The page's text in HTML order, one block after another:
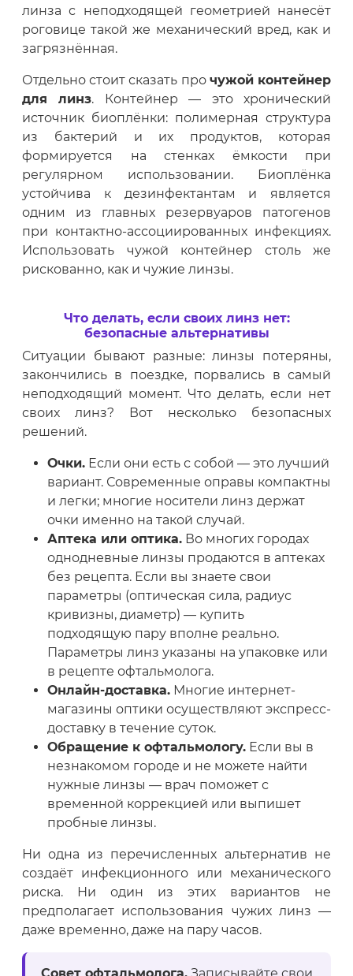
линза с неподходящей геометрией нанесёт
роговице такой же механический вред, как и
загрязнённая.
Отдельно стоит сказать про чужой контейнер
для линз. Контейнер — это хронический
источник биоплёнки: полимерная структура
из бактерий и их продуктов, которая
формируется на стенках ёмкости при
регулярном использовании. Биоплёнка
устойчива к дезинфектантам и является
одним из главных резервуаров патогенов
при контактно-ассоциированных инфекциях.
Использовать чужой контейнер столь же
рискованно, как и чужие линзы.
Что делать, если своих линз нет:
безопасные альтернативы
Ситуации бывают разные: линзы потеряны,
закончились в поездке, порвались в самый
неподходящий момент. Что делать, если нет
своих линз? Вот несколько безопасных
решений.
Очки. Если они есть с собой — это лучший
вариант. Современные оправы компактны
и легки; многие носители линз держат
очки именно на такой случай.
Аптека или оптика. Во многих городах
однодневные линзы продаются в аптеках
без рецепта. Если вы знаете свои
параметры (оптическая сила, радиус
кривизны, диаметр) — купить
подходящую пару вполне реально.
Параметры линз указаны на упаковке или
в рецепте офтальмолога.
Онлайн-доставка. Многие интернет-
магазины оптики осуществляют экспресс-
доставку в течение суток.
Обращение к офтальмологу. Если вы в
незнакомом городе и не можете найти
нужные линзы — врач поможет с
временной коррекцией или выпишет
пробные линзы.
Ни одна из перечисленных альтернатив не
создаёт инфекционного или механического
риска. Ни один из этих вариантов не
предполагает использования чужих линз —
даже временно, даже на пару часов.